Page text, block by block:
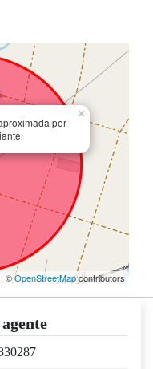
por
×
| ©OpenStreetMapcontributors